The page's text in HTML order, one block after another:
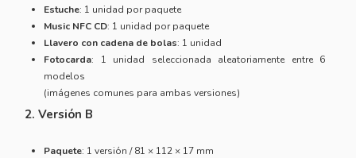
Estuche: 1 unidad por paquete
Music NFC CD: 1 unidad por paquete
Llavero con cadena de bolas: 1 unidad
Fotocarda: 1 unidad seleccionada aleatoriamente entre 6
modelos
(imágenes comunes para ambas versiones)
2. Versión B
Paquete: 1 versión / 81 × 112 × 17 mm